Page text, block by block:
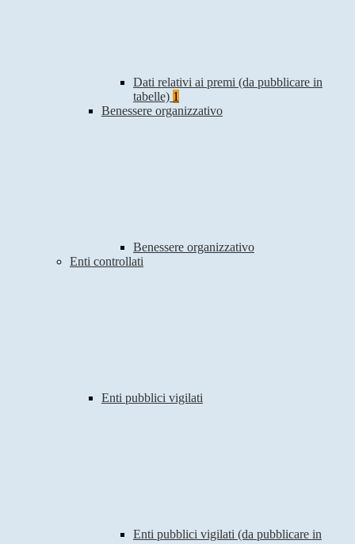
Dati relativi ai premi (da pubblicare in
tabelle) 1
Benessere organizzativo
Benessere organizzativo
Enti controllati
Enti pubblici vigilati
Enti pubblici vigilati (da pubblicare in